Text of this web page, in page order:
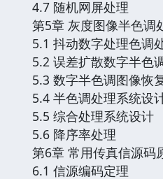
4.7 随机网屏处理
第5章 灰度图像半色调
5.1 抖动数字处理色调
5.2 误差扩散数字半色
5.3 数字半色调图像恢
5.4 半色调处理系统设
5.5 综合处理系统设计
5.6 降序率处理
第6章 常用传真信源码
6.1 信源编码定理